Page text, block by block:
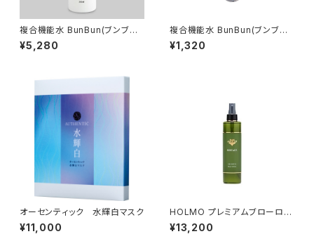
複合機能水 BunBun(ブンブン)
210・200ml
¥5,280
複合機能水 BunBun(ブンブン)
210・30ml
¥1,320
オーセンティック 水輝白マスク
¥11,000
HOLMO プレミアムブローロー
ション
¥13,200